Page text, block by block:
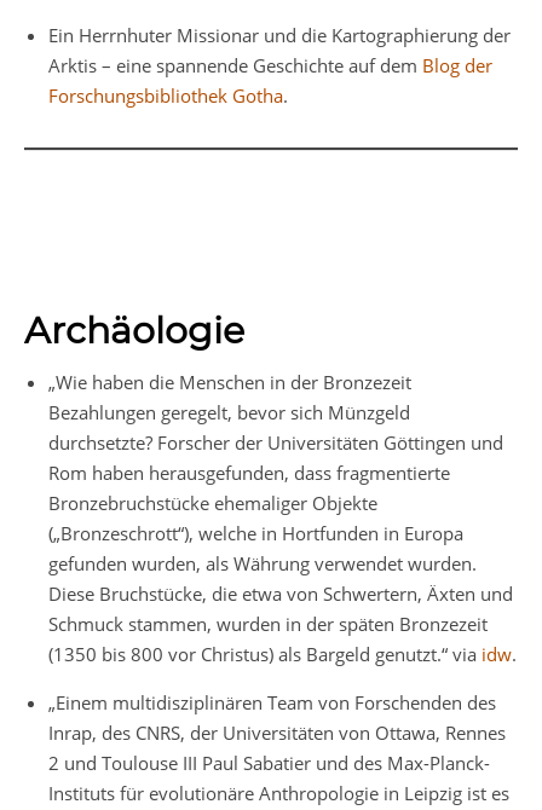
Ein Herrnhuter Missionar und die Kartographierung der
Arktis – eine spannende Geschichte auf dem Blog der
Forschungsbibliothek Gotha.
Archäologie
„Wie haben die Menschen in der Bronzezeit
Bezahlungen geregelt, bevor sich Münzgeld
durchsetzte? Forscher der Universitäten Göttingen und
Rom haben herausgefunden, dass fragmentierte
Bronzebruchstücke ehemaliger Objekte
(„Bronzeschrott“), welche in Hortfunden in Europa
gefunden wurden, als Währung verwendet wurden.
Diese Bruchstücke, die etwa von Schwertern, Äxten und
Schmuck stammen, wurden in der späten Bronzezeit
(1350 bis 800 vor Christus) als Bargeld genutzt.“ via idw.
„Einem multidisziplinären Team von Forschenden des
Inrap, des CNRS, der Universitäten von Ottawa, Rennes
2 und Toulouse III Paul Sabatier und des Max-Planck-
Instituts für evolutionäre Anthropologie in Leipzig ist es